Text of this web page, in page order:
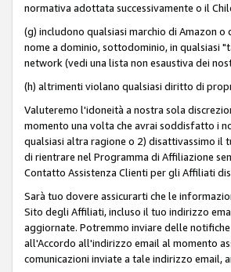
normativa adottata successivamente o il
(g) includono qualsiasi marchio di Amazon
nome a dominio, sottodominio, in qualsiasi
network (vedi una lista non esaustiva dei
(h) altrimenti violano qualsiasi diritto di
Valuteremo l'idoneità a nostra sola
momento una volta che avrai soddisfatto i
qualsiasi altra ragione o 2) disattivassimo il
di rientrare nel Programma di Affiliazione
Contatto Assistenza Clienti per gli Affiliati
Sarà tuo dovere assicurarti che le
Sito degli Affiliati, incluso il tuo indirizzo
aggiornate. Potremmo inviare delle
all'Accordo all'indirizzo email al momento
comunicazioni inviate a tale indirizzo email,